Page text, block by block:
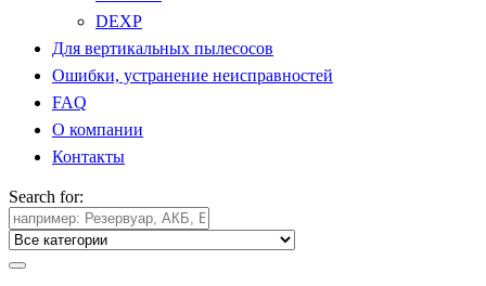
DEXP
Для вертикальных пылесосов
Ошибки, устранение неисправностей
FAQ
О компании
Контакты
Search for: